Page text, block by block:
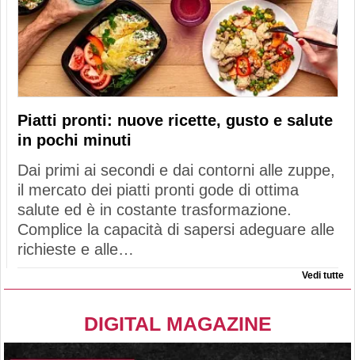
Piatti pronti: nuove ricette, gusto e salute
in pochi minuti
Dai primi ai secondi e dai contorni alle zuppe,
il mercato dei piatti pronti gode di ottima
salute ed è in costante trasformazione.
Complice la capacità di sapersi adeguare alle
richieste e alle…
Vedi tutte
DIGITAL MAGAZINE